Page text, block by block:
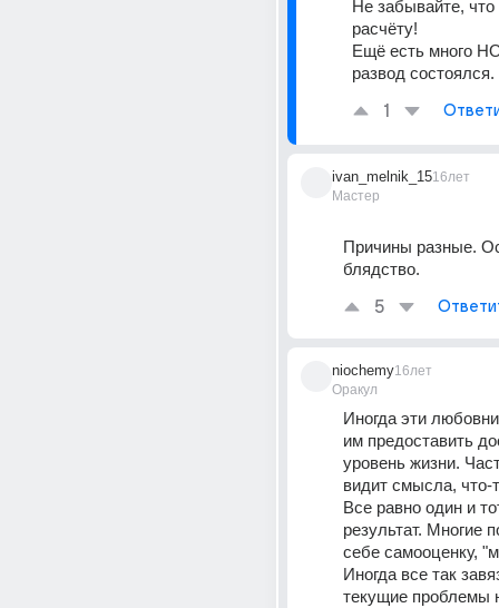
Не забывайте, что
расчёту!
Ещё есть много
развод состоялся.
1
ivan_melnik_15
Мастер
16лет
Причины разные.
блядство.
5
niochemy
Оракул
16лет
Иногда эти
им предоставить
уровень жизни.
видит смысла, что-
Все равно один и
результат. Многие
себе самооценку,
Иногда все так
текущие проблемы